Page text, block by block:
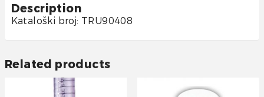
Description
Kataloški broj: TRU90408
Related products